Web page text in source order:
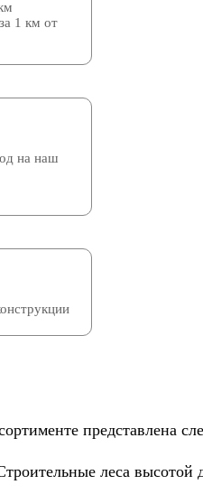
1 км от
на наш
представлена
леса высотой